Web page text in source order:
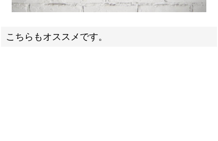
こちらもオススメです。